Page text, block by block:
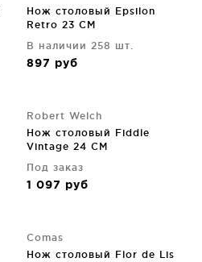
Нож столовый Epsilon
Retro 23 CM
В наличии 258 шт.
897 руб
Robert Welch
Нож столовый Fiddle
Vintage 24 CM
Под заказ
1 097 руб
Comas
Нож столовый Flor de Lis